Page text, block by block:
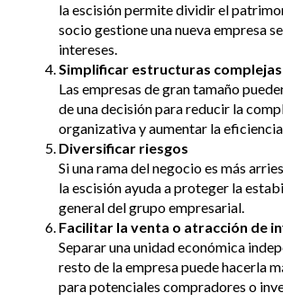
la escisión permite dividir el
socio gestione una nueva empresa
intereses.
Simplificar estructuras complejas
Las empresas de gran tamaño
de una decisión para reducir la
organizativa y aumentar la
Diversificar riesgos
Si una rama del negocio es más
la escisión ayuda a proteger la
general del grupo empresarial.
Facilitar la venta o atracción de
Separar una unidad económica
resto de la empresa puede hacerla
para potenciales compradores o